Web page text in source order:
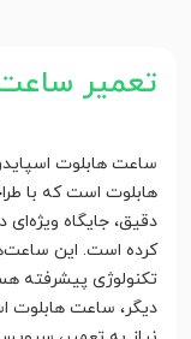
تعمیر
ساعت هابلوت
هابلوت است که با
دقیق، جایگاه
کرده است. این
تکنولوژی پیشرفته
دیگر، ساعت هابلوت